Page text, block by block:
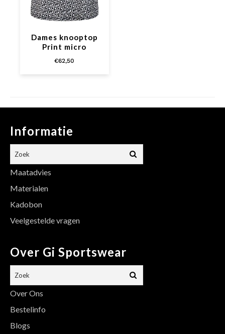
Dames knooptop
Print micro
€62,50
Informatie
Maatadvies
Materialen
Kadobon
Veelgestelde vragen
Over Gi Sportswear
Over Ons
Bestelinfo
Blogs